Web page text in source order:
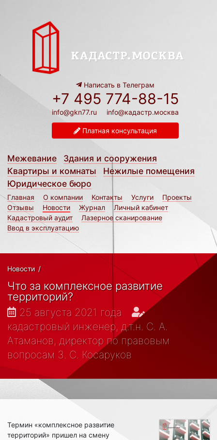
Написать в Телеграм
+7 495 774-88-15
info@gkn77.ru info@кадастр.москва
Платная консультация
Межевание
Здания и сооружения
Квартиры и комнаты
Нежилые помещения
Юридическое бюро
Главная О компании Контакты Услуги
Проекты
Отзывы
Новости Журнал
Личный кабинет
Кадастровый аудит
Лазерное сканирование
Ввод в эксплуатацию
Новости /
Что за комплексное развитие
территорий?
25 августа 2021 года
кадастровый инженер, д.т.н. С. А.
Атаманов, директор по правовым
вопросам З. С. Косаруков
Термин «комплексное развитие
территорий» пришел на смену